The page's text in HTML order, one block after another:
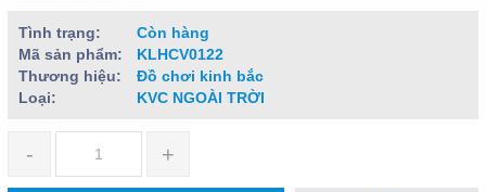
Tình trạng:
Còn hàng
Mã sản phẩm:
KLHCV0122
Thương hiệu:
Đồ chơi kinh bắc
Loại:
KVC NGOÀI TRỜI
- +